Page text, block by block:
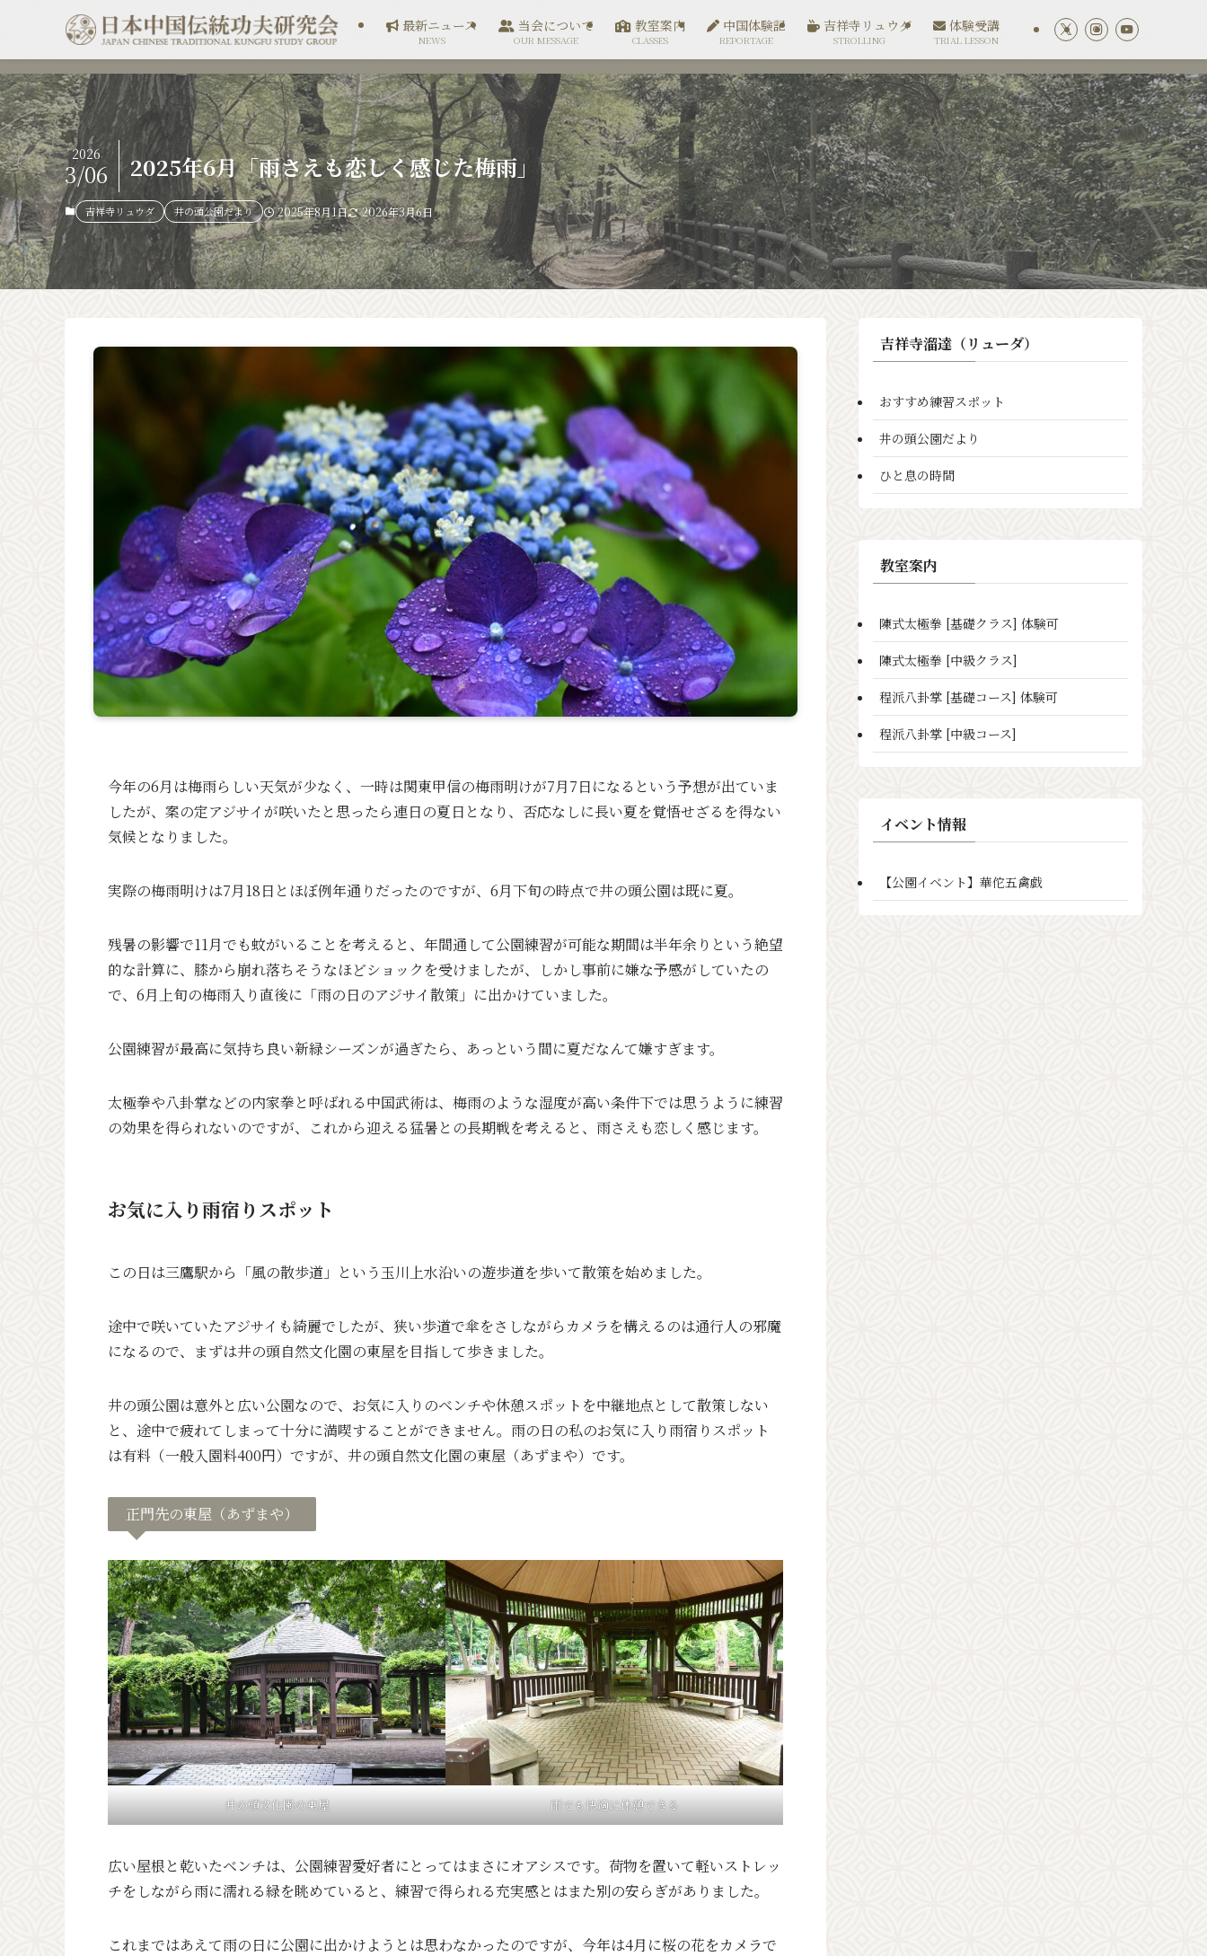
最新ニュース
NEWS
当会について
OUR MESSAGE
教室案内
CLASSES
中国体験記
REPORTAGE
吉祥寺リュウダ
STROLLING
体験受講
TRIAL LESSON
2025年6月「雨さえも恋しく感じた梅雨」
2026
3/06
吉祥寺リュウダ 井の頭公園だより 2025年8月1日 2026年3月6日
今年の6月は梅雨らしい天気が少なく、一時は関東甲信の梅雨明けが7月7日になるという予想が出ていま
したが、案の定アジサイが咲いたと思ったら連日の夏日となり、否応なしに長い夏を覚悟せざるを得ない
気候となりました。
実際の梅雨明けは7月18日とほぼ例年通りだったのですが、6月下旬の時点で井の頭公園は既に夏。
残暑の影響で11月でも蚊がいることを考えると、年間通して公園練習が可能な期間は半年余りという絶望
的な計算に、膝から崩れ落ちそうなほどショックを受けましたが、しかし事前に嫌な予感がしていたの
で、6月上旬の梅雨入り直後に「雨の日のアジサイ散策」に出かけていました。
公園練習が最高に気持ち良い新緑シーズンが過ぎたら、あっという間に夏だなんて嫌すぎます。
太極拳や八卦掌などの内家拳と呼ばれる中国武術は、梅雨のような湿度が高い条件下では思うように練習
の効果を得られないのですが、これから迎える猛暑との長期戦を考えると、雨さえも恋しく感じます。
お気に入り雨宿りスポット
この日は三鷹駅から「風の散歩道」という玉川上水沿いの遊歩道を歩いて散策を始めました。
途中で咲いていたアジサイも綺麗でしたが、狭い歩道で傘をさしながらカメラを構えるのは通行人の邪魔
になるので、まずは井の頭自然文化園の東屋を目指して歩きました。
井の頭公園は意外と広い公園なので、お気に入りのベンチや休憩スポットを中継地点として散策しない
と、途中で疲れてしまって十分に満喫することができません。雨の日の私のお気に入り雨宿りスポット
は有料（一般入園料400円）ですが、井の頭自然文化園の東屋（あずまや）です。
正門先の東屋（あずまや）
井の頭文化園の東屋 雨でも快適に休憩できる
広い屋根と乾いたベンチは、公園練習愛好者にとってはまさにオアシスです。荷物を置いて軽いストレッ
チをしながら雨に濡れる緑を眺めていると、練習で得られる充実感とはまた別の安らぎがありました。
これまではあえて雨の日に公園に出かけようとは思わなかったのですが、今年は4月に桜の花をカメラで
吉祥寺溜達（リューダ）
おすすめ練習スポット
井の頭公園だより
ひと息の時間
教室案内
陳式太極拳 [基礎クラス] 体験可
陳式太極拳 [中級クラス]
程派八卦掌 [基礎コース] 体験可
程派八卦掌 [中級コース]
イベント情報
【公園イベント】華佗五禽戯